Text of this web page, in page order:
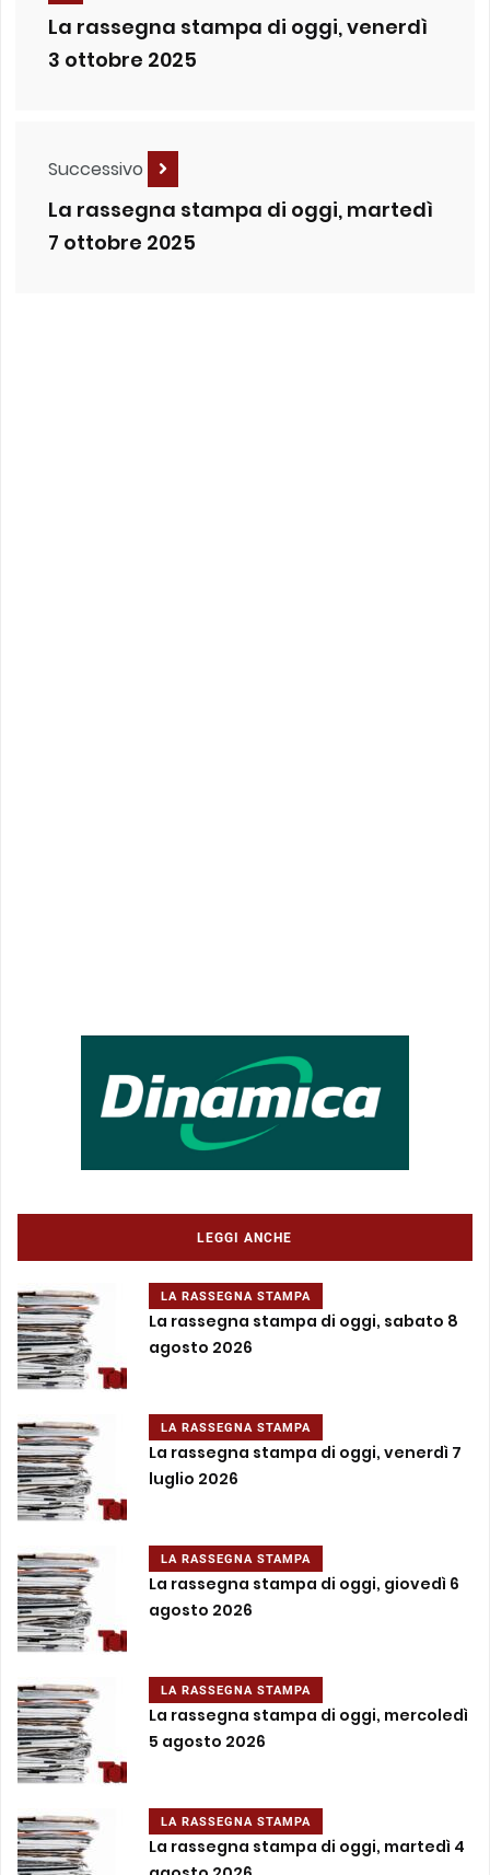
La rassegna stampa di oggi, venerdì
3 ottobre 2025
Successivo
La rassegna stampa di oggi, martedì
7 ottobre 2025
LEGGI ANCHE
LA RASSEGNA STAMPA
La rassegna stampa di oggi, sabato 8
agosto 2026
LA RASSEGNA STAMPA
La rassegna stampa di oggi, venerdì 7
luglio 2026
LA RASSEGNA STAMPA
La rassegna stampa di oggi, giovedì 6
agosto 2026
LA RASSEGNA STAMPA
La rassegna stampa di oggi, mercoledì
5 agosto 2026
LA RASSEGNA STAMPA
La rassegna stampa di oggi, martedì 4